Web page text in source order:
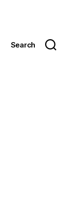
Search